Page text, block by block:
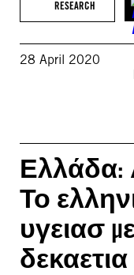
RESEARCH
28 April 2020
Το
υγειασ